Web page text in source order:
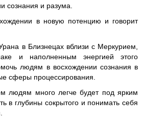
сознания и разума.
в новую потенцию и говорит
в Близнецах вблизи с Меркурием,
и наполненным энергией этого
людям в восхождении сознания в
сферы процессирования.
людям много легче будет под ярким
в глубины сокрытого и понимать себя